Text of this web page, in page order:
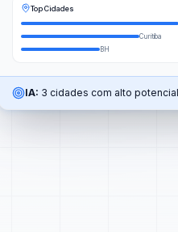
Top Cidades
Curitiba
BH
IA: 3 cidades com alto